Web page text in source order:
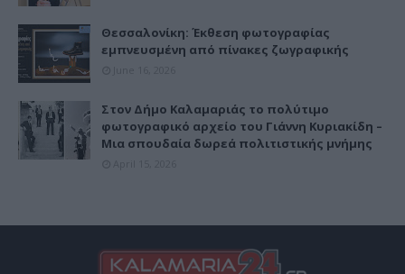
Θεσσαλονίκη: Έκθεση φωτογραφίας
εμπνευσμένη από πίνακες ζωγραφικής
Στον Δήμο Καλαμαριάς το πολύτιμο
φωτογραφικό αρχείο του Γιάννη Κυριακίδη –
Μια σπουδαία δωρεά πολιτιστικής μνήμης